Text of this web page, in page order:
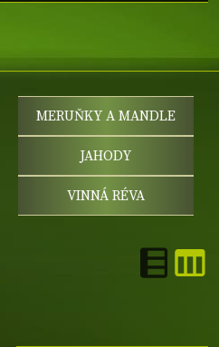
MERUŇKY A MANDLE
JAHODY
VINNÁ RÉVA